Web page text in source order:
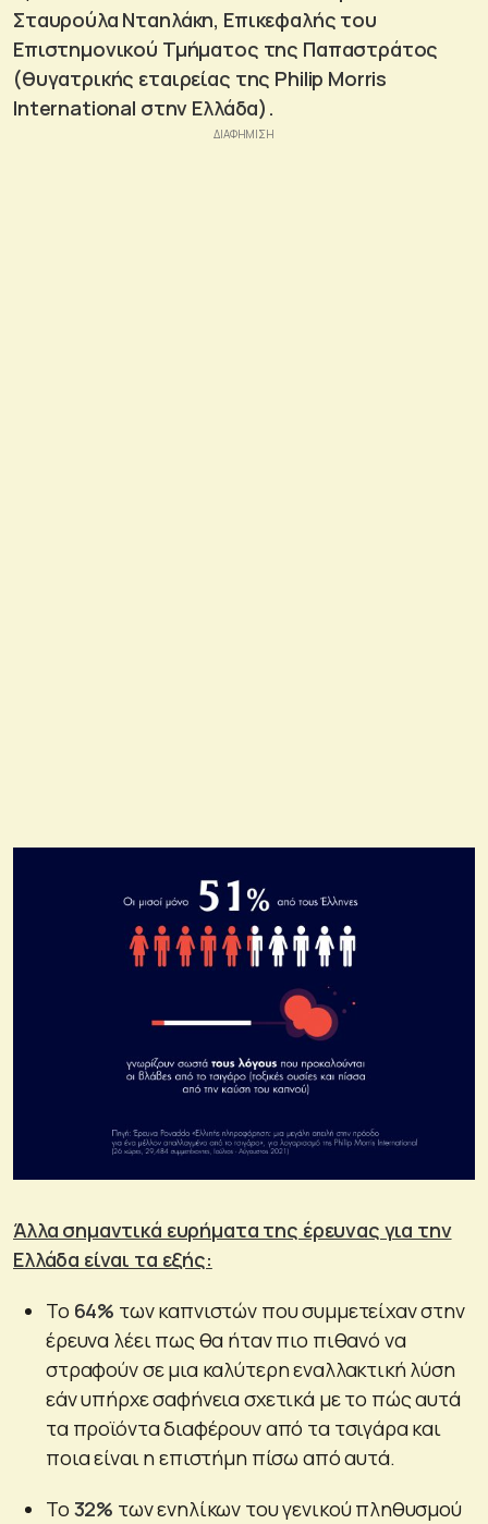
Σταυρούλα Νταηλάκη, Επικεφαλής του
Επιστημονικού Τμήματος της Παπαστράτος
(θυγατρικής εταιρείας της Philip Morris
International στην Ελλάδα).
Άλλα σημαντικά ευρήματα της έρευνας για την
Ελλάδα είναι τα εξής:
Το 64% των καπνιστών που συμμετείχαν στην
έρευνα λέει πως θα ήταν πιο πιθανό να
στραφούν σε μια καλύτερη εναλλακτική λύση
εάν υπήρχε σαφήνεια σχετικά με το πώς αυτά
τα προϊόντα διαφέρουν από τα τσιγάρα και
ποια είναι η επιστήμη πίσω από αυτά.
Το 32% των ενηλίκων του γενικού πληθυσμού